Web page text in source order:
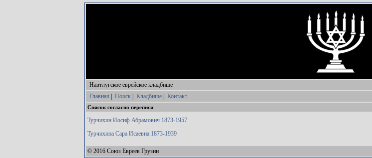
Навтлугское еврейское кладбище
Главная
Поиск Кладбище Контакт
Список согласно переписи
Турчихин Иосиф Абрамович 1873-1957
Турчихина Сара Исаевна 1873-1939
© 2016 Союз Евреев Грузии